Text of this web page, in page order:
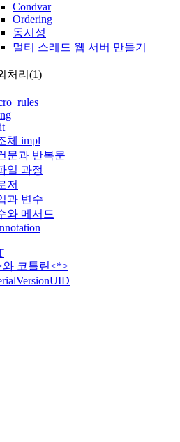
Condvar
Ordering
동시성
멀티 스레드 웹 서버 만들기
처리 (1)
체 impl
문과 반복문
일 과정
저
과 변수
와 메서드
와 코틀린<*>